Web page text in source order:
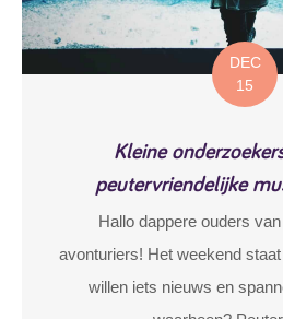
DEC
15
Kleine
peutervriendelijke
Hallo dappere ouders
avonturiers! Het weekend
willen iets nieuws en